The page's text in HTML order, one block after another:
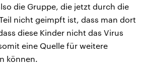
die Gruppe, die jetzt durch die
nicht geimpft ist, dass man dort
diese Kinder nicht das Virus
eine Quelle für weitere
können.